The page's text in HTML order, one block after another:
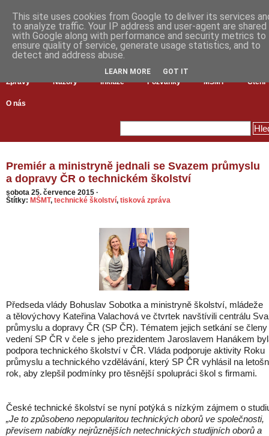
Zprávy Názory Inkluze Pozvánky MŠMT Čtení
O nás
Premiér a ministryně jednali se Svazem průmyslu
a dopravy ČR o technickém školství
sobota 25. července 2015 ·
Štítky: MŠMT, technické školství, tisková zpráva
Předseda vlády Bohuslav Sobotka a ministryně školství, mládeže
a tělovýchovy Kateřina Valachová ve čtvrtek navštívili centrálu
průmyslu a dopravy ČR (SP ČR). Tématem jejich setkání se členy
vedení SP ČR v čele s jeho prezidentem Jaroslavem Hanákem
podpora technického školství v ČR. Vláda podporuje aktivity Roku
průmyslu a technického vzdělávání, který SP ČR vyhlásil na
rok, aby zlepšil podmínky pro těsnější spolupráci škol s firmami.
České technické školství se nyní potýká s nízkým zájmem o
„Je to způsobeno nepopularitou technických oborů ve společnosti,
převisem nabídky nejrůznějších netechnických studijních oborů a
This site uses cookies from Google to deliver its services
to analyze traffic. Your IP address and user-agent are shared
with Google along with performance and security metrics to
ensure quality of service, generate usage statistics, and to
detect and address abuse.
LEARN MORE GOT IT